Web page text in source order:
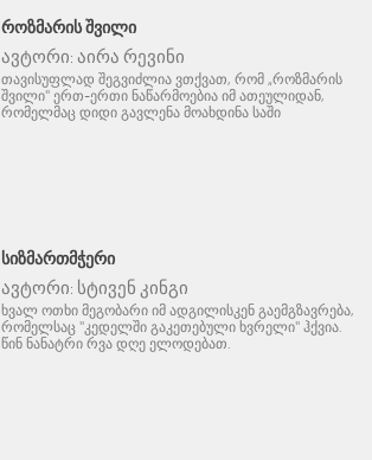
ᲠᲝᲖᲛᲐᲠᲘᲡ ᲨᲕᲘᲚᲘ
ავტორი: აირა რევინი
თავისუფლად შეგვიძლია ვთქვათ, რომ „როზმარის
შვილი" ერთ-ერთი ნაწარმოებია იმ ათეულიდან,
რომელმაც დიდი გავლენა მოახდინა საში
ᲡᲘᲖᲛᲐᲠᲗᲛᲭᲔᲠᲘ
ავტორი: სტივენ კინგი
ხვალ ოთხი მეგობარი იმ ადგილისკენ გაემგზავრება,
რომელსაც "კედელში გაკეთებული ხვრელი" ჰქვია.
წინ ნანატრი რვა დღე ელოდებათ.